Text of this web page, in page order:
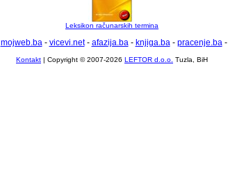
Leksikon računarskih termina
mojweb.ba- vicevi.net- afazija.ba- knjiga.ba- pracenje.ba-
Kontakt | Copyright © 2007-2026 LEFTOR d.o.o. Tuzla, BiH